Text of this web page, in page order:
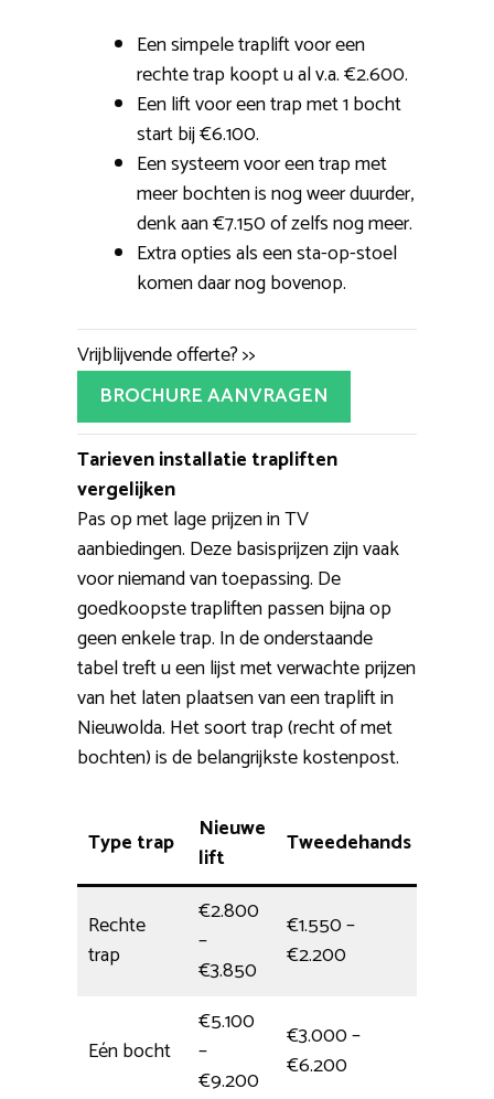
Een simpele traplift voor een
rechte trap koopt u al v.a. €2.600.
Een lift voor een trap met 1 bocht
start bij €6.100.
Een systeem voor een trap met
meer bochten is nog weer duurder,
denk aan €7.150 of zelfs nog meer.
Extra opties als een sta-op-stoel
komen daar nog bovenop.
Vrijblijvende offerte? >>
BROCHURE AANVRAGEN
Tarieven installatie trapliften
vergelijken
Pas op met lage prijzen in TV
aanbiedingen. Deze basisprijzen zijn vaak
voor niemand van toepassing. De
goedkoopste trapliften passen bijna op
geen enkele trap. In de onderstaande
tabel treft u een lijst met verwachte prijzen
van het laten plaatsen van een traplift in
Nieuwolda. Het soort trap (recht of met
bochten) is de belangrijkste kostenpost.
Type trap
Nieuwe
lift
Tweedehands
Rechte
trap
€2.800
–
€3.850
€1.550 –
€2.200
Eén bocht
€5.100
–
€9.200
€3.000 –
€6.200